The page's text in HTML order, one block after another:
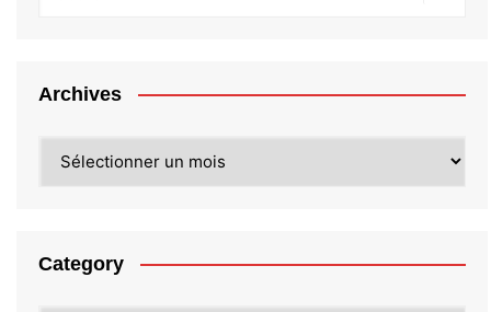
Archives
Category